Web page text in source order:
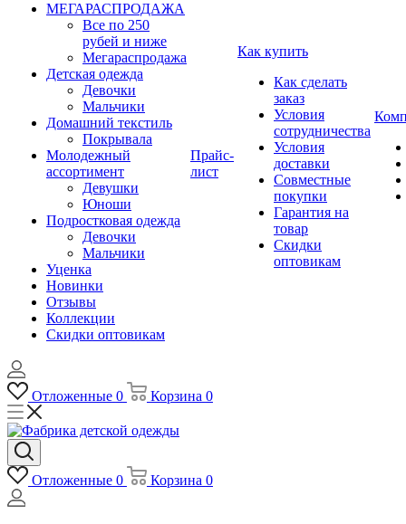
МЕГАРАСПРОДАЖА
Все по 250
рубей и ниже
Мегараспродажа
Детская одежда
Девочки
Мальчики
Домашний текстиль
Покрывала
Молодежный
ассортимент
Девушки
Юноши
Подростковая одежда
Девочки
Мальчики
Уценка
Новинки
Отзывы
Коллекции
Скидки оптовикам
Прайс-
лист
Как купить
Как сделать
заказ
Условия
сотрудничества
Условия
доставки
Совместные
покупки
Гарантия на
товар
Скидки
оптовикам
Отложенные 0 Корзина 0
Отложенные 0 Корзина 0